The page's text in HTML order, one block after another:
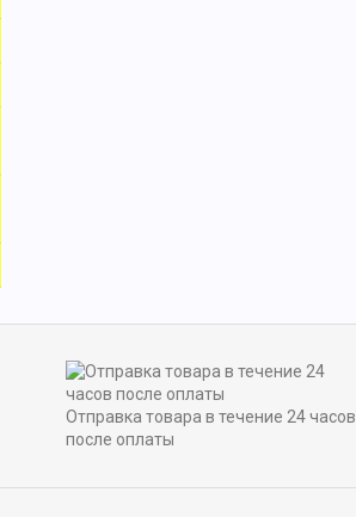
Отправка товара в течение 24 часов
после оплаты